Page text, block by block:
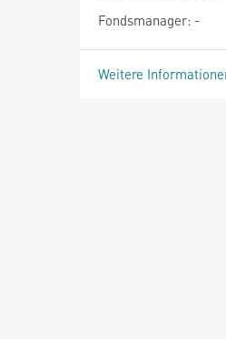
Fondsmanager: -
Weitere